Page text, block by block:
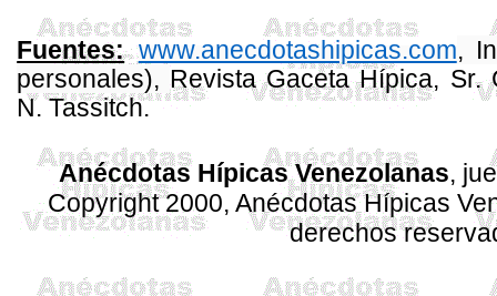
Fuentes: www.anecdotashipicas.com,
personales),RevistaGacetaHípica, Sr.
N.Tassitch.
Anécdotas Hípicas Venezolanas,
Copyright 2000, Anécdotas Hípicas
derechos